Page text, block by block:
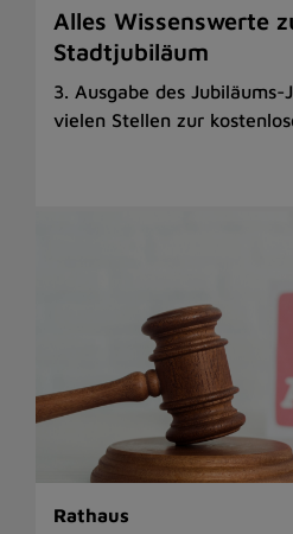
Alles Wissenswerte
Stadtjubiläum
3. Ausgabe des
vielen Stellen zur
Rathaus